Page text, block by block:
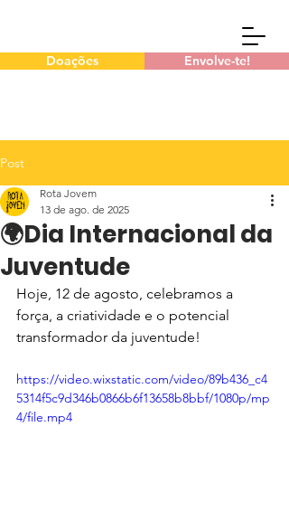
Doações Envolve-te!
Post
🌍Dia Internacional da
Juventude
Rota Jovem
13 de ago. de 2025
Hoje, 12 de agosto, celebramos a
força, a criatividade e o potencial
transformador da juventude!
https://video.wixstatic.com/video/89b436_c4
5314f5c9d346b0866b6f13658b8bbf/1080p/mp
4/file.mp4